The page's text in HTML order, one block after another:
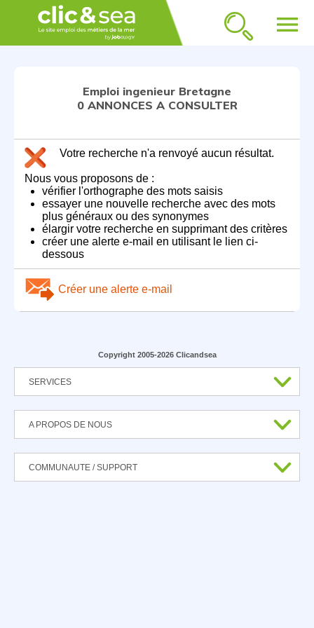
menu
Emploi ingenieur Bretagne
0 ANNONCES A CONSULTER
Votre recherche n'a renvoyé aucun résultat.
Nous vous proposons de :
vérifier l'orthographe des mots saisis
essayer une nouvelle recherche avec des mots
plus généraux ou des synonymes
élargir votre recherche en supprimant des critères
créer une alerte e-mail en utilisant le lien ci-
dessous
Créer une alerte e-mail
Copyright 2005-2026 Clicandsea
SERVICES
A PROPOS DE NOUS
COMMUNAUTE / SUPPORT